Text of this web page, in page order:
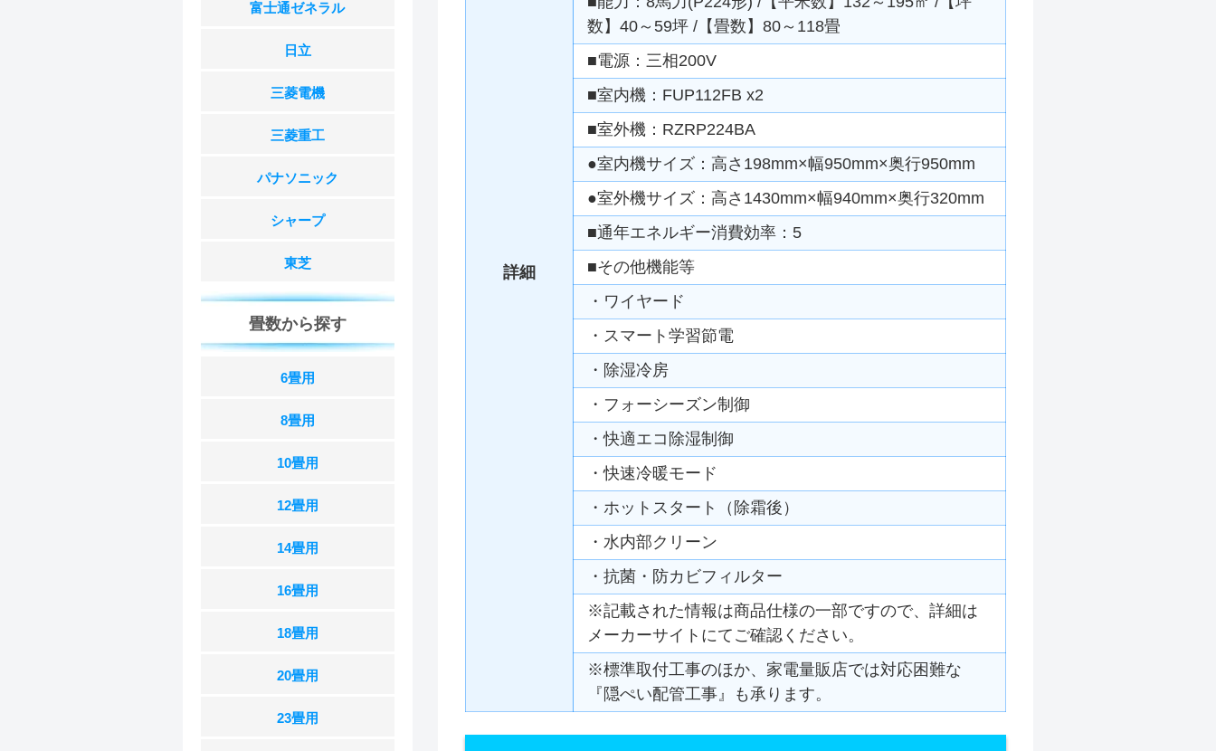
詳細
数】40～59坪 /【畳数】80～118畳
■電源：三相200V
■室内機：FUP112FB x2
■室外機：RZRP224BA
●室内機サイズ：高さ198mm×幅950mm×奥行950mm
●室外機サイズ：高さ1430mm×幅940mm×奥行320mm
■通年エネルギー消費効率：5
■その他機能等
・ワイヤード
・スマート学習節電
・除湿冷房
・フォーシーズン制御
・快適エコ除湿制御
・快速冷暖モード
・ホットスタート（除霜後）
・水内部クリーン
・抗菌・防カビフィルター
※記載された情報は商品仕様の一部ですので、詳細は
メーカーサイトにてご確認ください。
※標準取付工事のほか、家電量販店では対応困難な
『隠ぺい配管工事』も承ります。
富士通ゼネラル
日立
三菱電機
三菱重工
パナソニック
シャープ
東芝
畳数から探す
6畳用
8畳用
10畳用
12畳用
14畳用
16畳用
18畳用
20畳用
23畳用